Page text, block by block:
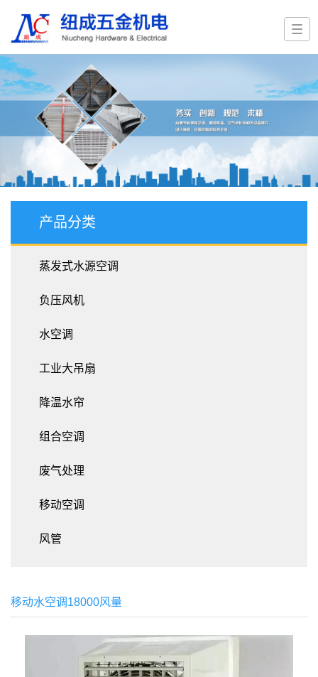
产品分类
蒸发式水源空调
负压风机
水空调
工业大吊扇
降温水帘
组合空调
废气处理
移动空调
风管
移动水空调18000风量